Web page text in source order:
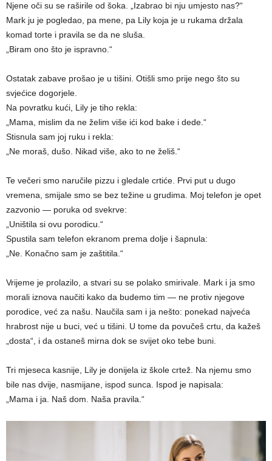
Njene oči su se raširile od šoka. „Izabrao bi nju umjesto nas?“
Mark ju je pogledao, pa mene, pa Lily koja je u rukama držala
komad torte i pravila se da ne sluša.
„Biram ono što je ispravno.“
Ostatak zabave prošao je u tišini. Otišli smo prije nego što su
svjećice dogorjele.
Na povratku kući, Lily je tiho rekla:
„Mama, mislim da ne želim više ići kod bake i dede.“
Stisnula sam joj ruku i rekla:
„Ne moraš, dušo. Nikad više, ako to ne želiš.“
Te večeri smo naručile pizzu i gledale crtiće. Prvi put u dugo
vremena, smijale smo se bez težine u grudima. Moj telefon je opet
zazvonio — poruka od svekrve:
„Uništila si ovu porodicu.“
Spustila sam telefon ekranom prema dolje i šapnula:
„Ne. Konačno sam je zaštitila.“
Vrijeme je prolazilo, a stvari su se polako smirivale. Mark i ja smo
morali iznova naučiti kako da budemo tim — ne protiv njegove
porodice, već za našu. Naučila sam i ja nešto: ponekad najveća
hrabrost nije u buci, već u tišini. U tome da povučeš crtu, da kažeš
„dosta“, i da ostaneš mirna dok se svijet oko tebe buni.
Tri mjeseca kasnije, Lily je donijela iz škole crtež. Na njemu smo
bile nas dvije, nasmijane, ispod sunca. Ispod je napisala:
„Mama i ja. Naš dom. Naša pravila.“